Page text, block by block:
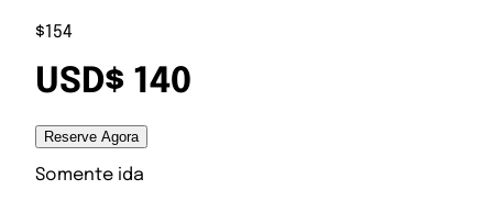
$154
USD$ 140
Reserve Agora
Somente ida